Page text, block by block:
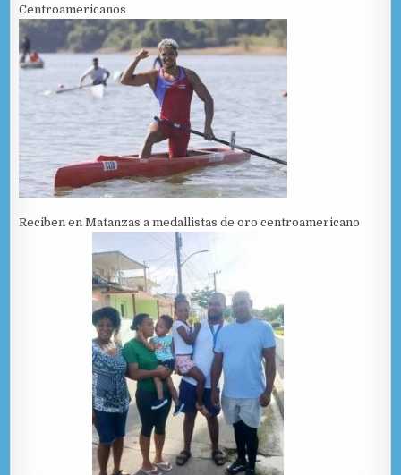
Centroamericanos
Reciben en Matanzas a medallistas de oro centroamericano